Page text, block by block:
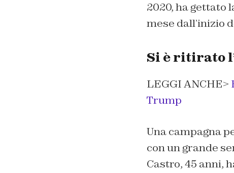
2020, ha gettato
mese dall’inizio
Si è ritirato
LEGGI ANCHE>
Trump
Una campagna
con un grande
Castro, 45 anni,